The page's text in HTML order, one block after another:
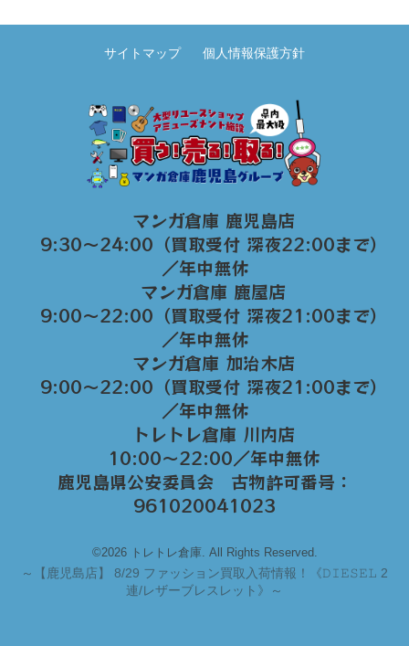
サイトマップ 個人情報保護方針
マンガ倉庫 鹿児島店
9:30～24:00（買取受付 深夜22:00まで）
／年中無休
マンガ倉庫 鹿屋店
9:00～22:00（買取受付 深夜21:00まで）
／年中無休
マンガ倉庫 加治木店
9:00〜22:00（買取受付 深夜21:00まで）
／年中無休
トレトレ倉庫 川内店
10:00〜22:00／年中無休
鹿児島県公安委員会 古物許可番号：
961020041023
©2026 トレトレ倉庫. All Rights Reserved.
～
【鹿児島店】 8/29 ファッション買取入荷情報！《𝙳𝙸𝙴𝚂𝙴𝙻 2
連/レザーブレスレット》～